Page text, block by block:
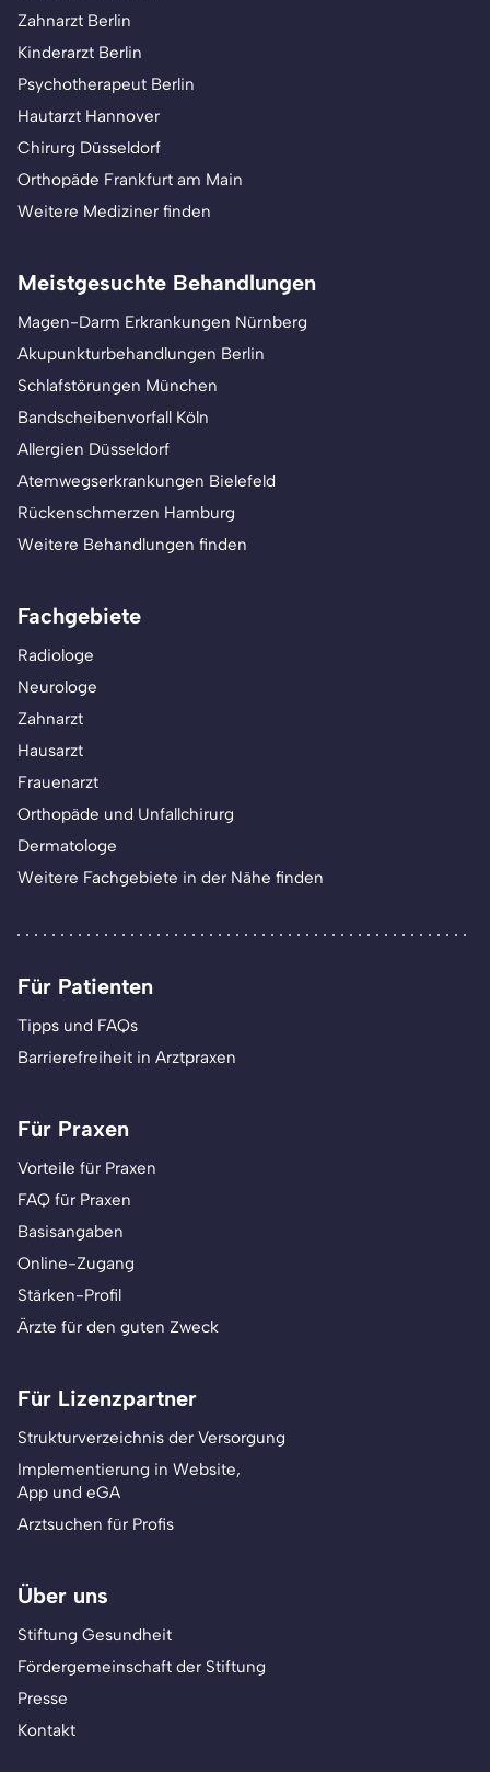
Zahnarzt Berlin
Kinderarzt Berlin
Psychotherapeut Berlin
Hautarzt Hannover
Chirurg Düsseldorf
Orthopäde Frankfurt am Main
Weitere Mediziner finden
Meistgesuchte Behandlungen
Magen-Darm Erkrankungen Nürnberg
Akupunkturbehandlungen Berlin
Schlafstörungen München
Bandscheibenvorfall Köln
Allergien Düsseldorf
Atemwegserkrankungen Bielefeld
Rückenschmerzen Hamburg
Weitere Behandlungen finden
Fachgebiete
Radiologe
Neurologe
Zahnarzt
Hausarzt
Frauenarzt
Orthopäde und Unfallchirurg
Dermatologe
Weitere Fachgebiete in der Nähe finden
Für Patienten
Tipps und FAQs
Barrierefreiheit in Arztpraxen
Für Praxen
Vorteile für Praxen
FAQ für Praxen
Basisangaben
Online-Zugang
Stärken-Profil
Ärzte für den guten Zweck
Für Lizenzpartner
Strukturverzeichnis der Versorgung
Implementierung in Website,
App und eGA
Arztsuchen für Profis
Über uns
Stiftung Gesundheit
Fördergemeinschaft der Stiftung
Presse
Kontakt